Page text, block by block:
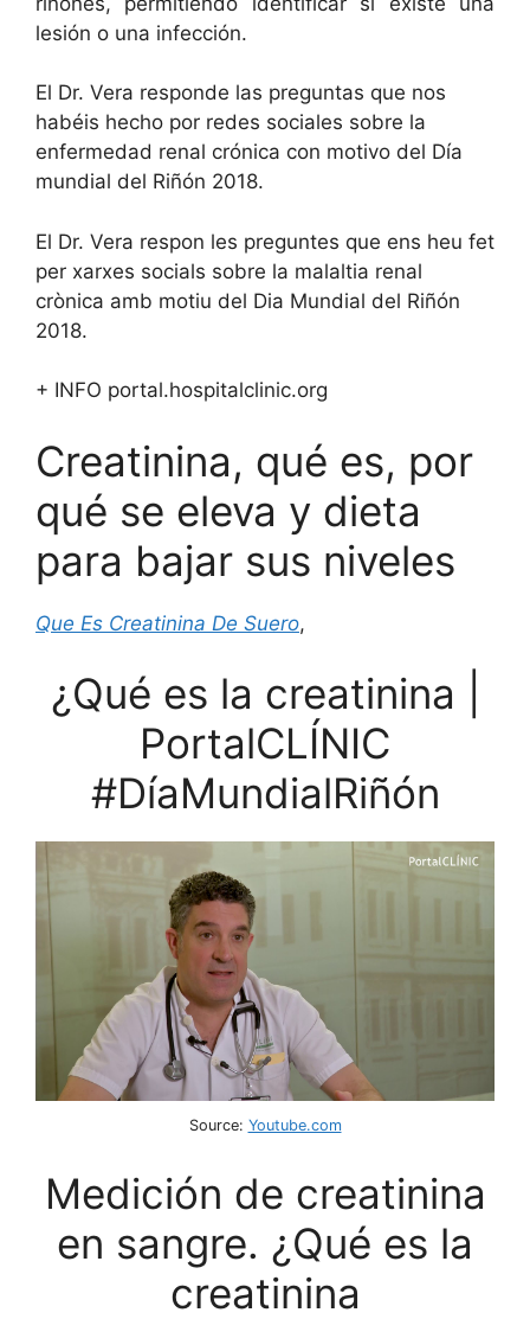
lesión o una infección.
El Dr. Vera responde las preguntas que nos
habéis hecho por redes sociales sobre la
enfermedad renal crónica con motivo del Día
mundial del Riñón 2018.
El Dr. Vera respon les preguntes que ens heu fet
per xarxes socials sobre la malaltia renal
crònica amb motiu del Dia Mundial del Riñón
2018.
+ INFO portal.hospitalclinic.org
Creatinina, qué es, por
qué se eleva y dieta
para bajar sus niveles
Que Es Creatinina De Suero,
¿Qué es la creatinina |
PortalCLÍNIC
#DíaMundialRiñón
Source: Youtube.com
Medición de creatinina
en sangre. ¿Qué es la
creatinina